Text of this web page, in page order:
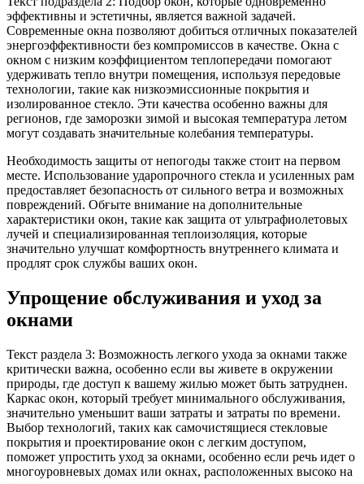
эффективны и эстетичны, является важной задачей.
Современные окна позволяют добиться отличных показателей
энергоэффективности без компромиссов в качестве. Окна с
окном с низким коэффициентом теплопередачи помогают
удерживать тепло внутри помещения, используя передовые
технологии, такие как низкоэмиссионные покрытия и
изолированное стекло. Эти качества особенно важны для
регионов, где заморозки зимой и высокая температура летом
могут создавать значительные колебания температуры.
Необходимость защиты от непогоды также стоит на первом
месте. Использование ударопрочного стекла и усиленных рам
предоставляет безопасность от сильного ветра и возможных
повреждений. Обғыте внимание на дополнительные
характеристики окон, такие как защита от ультрафиолетовых
лучей и специализированная теплоизоляция, которые
значительно улучшат комфортность внутреннего климата и
продлят срок службы ваших окон.
Упрощение обслуживания и уход за
окнами
Текст раздела 3: Возможность легкого ухода за окнами также
критически важна, особенно если вы живете в окружении
природы, где доступ к вашему жилью может быть затруднен.
Каркас окон, который требует минимального обслуживания,
значительно уменьшит ваши затраты и затраты по времени.
Выбор технологий, таких как самочистящиеся стекловые
покрытия и проектирование окон с легким доступом,
поможет упростить уход за окнами, особенно если речь идет о
многоуровневых домах или окнах, расположенных высоко на